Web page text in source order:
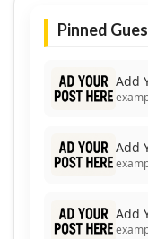
Pinned
Add
Add
Add